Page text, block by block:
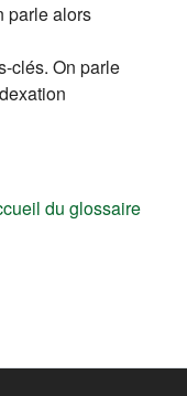
parle alors
clés. On parle
du glossaire